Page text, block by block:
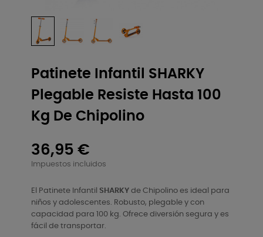
Patinete Infantil SHARKY
Plegable Resiste Hasta 100
Kg De Chipolino
36,95 €
Impuestos incluidos
El Patinete Infantil SHARKY de Chipolino es ideal para
niños y adolescentes. Robusto, plegable y con
capacidad para 100 kg. Ofrece diversión segura y es
fácil de transportar.